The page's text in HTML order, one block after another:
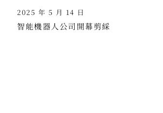
2025 年 5 月 14 日
智能機器人公司開幕剪綵